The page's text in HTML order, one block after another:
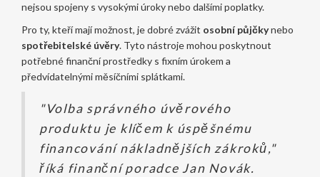
nejsou spojeny s vysokými úroky nebo dalšími poplatky.
Pro ty, kteří mají možnost, je dobré zvážit osobní půjčkynebo
spotřebitelské úvěry. Tyto nástroje mohou poskytnout
potřebné finanční prostředky s fixním úrokem a
předvídatelnými měsíčními splátkami.
"Volba správného úvěrového
produktu je klíčem k úspěšnému
financování nákladnějších zákroků,"
říká finanční poradce Jan Novák.